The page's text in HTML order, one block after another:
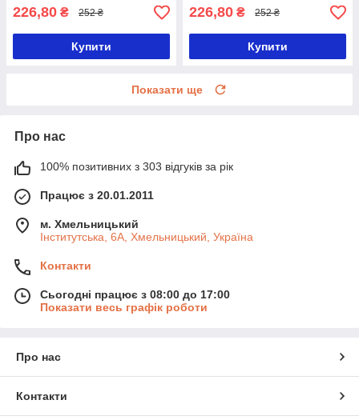
226,80 ₴ 252 ₴
Купити
226,80 ₴ 252 ₴
Купити
Показати ще
Про нас
100% позитивних з 303 відгуків за рік
Працює з 20.01.2011
м. Хмельницький
Інститутська, 6А, Хмельницький, Україна
Контакти
Сьогодні працює з 08:00 до 17:00
Показати весь графік роботи
Про нас
Контакти